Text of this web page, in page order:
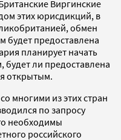
Виргинские
этих юрисдикций, в
обмен
будет предоставлена
планирует начать
будет ли предоставлена
открытым.
многими из этих стран
по запросу
необходимы
российского